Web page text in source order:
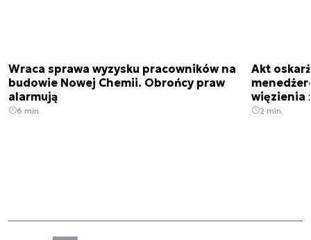
Wraca sprawa wyzysku pracowników na
budowie Nowej Chemii. Obrońcy praw
alarmują
6 min.
Akt
więzienia
2 min.